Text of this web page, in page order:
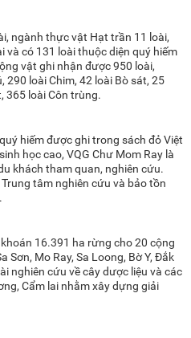
ngành thực vật Hạt trần 11 loài,
có 131 loài thuộc diện quý hiếm
vật ghi nhận được 950 loài,
loài Chim, 42 loài Bò sát, 25
365 loài Côn trùng.
hiếm được ghi trong sách đỏ Việt
học cao, VQG Chư Mom Ray là
khách tham quan, nghiên cứu.
tâm nghiên cứu và bảo tồn
16.391 ha rừng cho 20 cộng
Sơn, Mo Ray, Sa Loong, Bờ Y, Đắk
nghiên cứu về cây dược liệu và các
Cẩm lai nhằm xây dựng giải